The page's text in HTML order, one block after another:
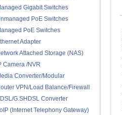
Gigabit Switches
PoE Switches
PoE Switches
Adapter
Attached Storage (NAS)
Camera /NVR
Converter/Modular
VPN/Load Balance/Firewall
G.SHDSL Converter
(Internet Telephony Gateway)